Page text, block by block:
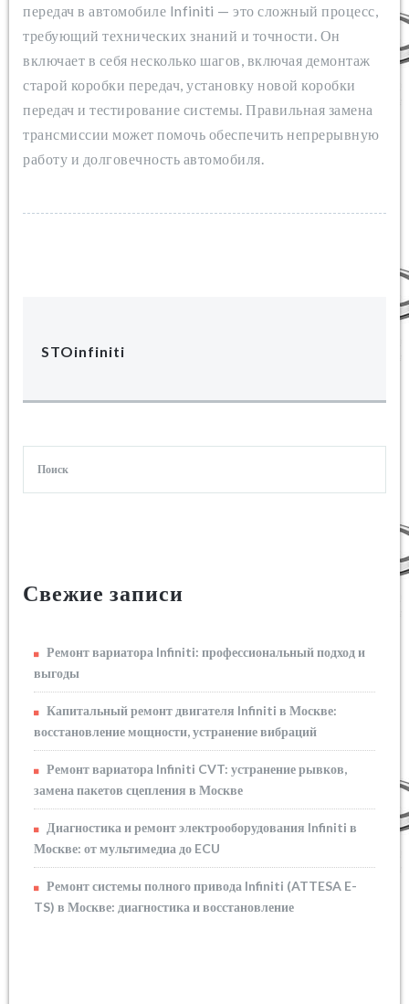
передач в автомобиле Infiniti — это сложный процесс,
требующий технических знаний и точности. Он
включает в себя несколько шагов, включая демонтаж
старой коробки передач, установку новой коробки
передач и тестирование системы. Правильная замена
трансмиссии может помочь обеспечить непрерывную
работу и долговечность автомобиля.
STOinfiniti
Свежие записи
Ремонт вариатора Infiniti: профессиональный подход и
выгоды
Капитальный ремонт двигателя Infiniti в Москве:
восстановление мощности, устранение вибраций
Ремонт вариатора Infiniti CVT: устранение рывков,
замена пакетов сцепления в Москве
Диагностика и ремонт электрооборудования Infiniti в
Москве: от мультимедиа до ECU
Ремонт системы полного привода Infiniti (ATTESA E-
TS) в Москве: диагностика и восстановление